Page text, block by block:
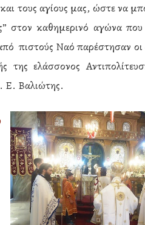
or ESC to close
τους αγίους μας, ώστε να
στον καθημερινό αγώνα
πιστούς Ναό παρέστησαν οι
της ελάσσονος
Ε. Βαλιώτης.